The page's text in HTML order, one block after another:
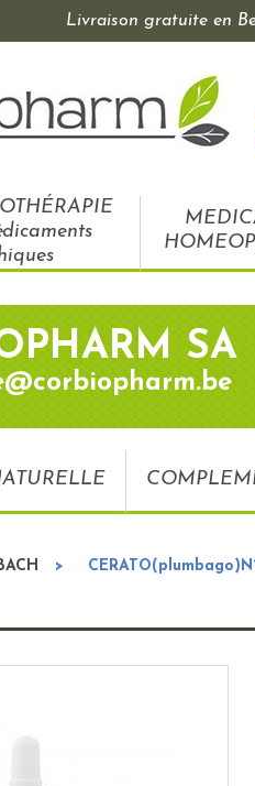
Livraison gratuite en
SA
>